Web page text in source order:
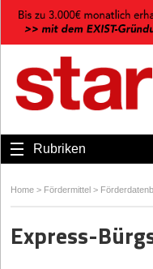
Rubriken
Home > Fördermittel >
Express-